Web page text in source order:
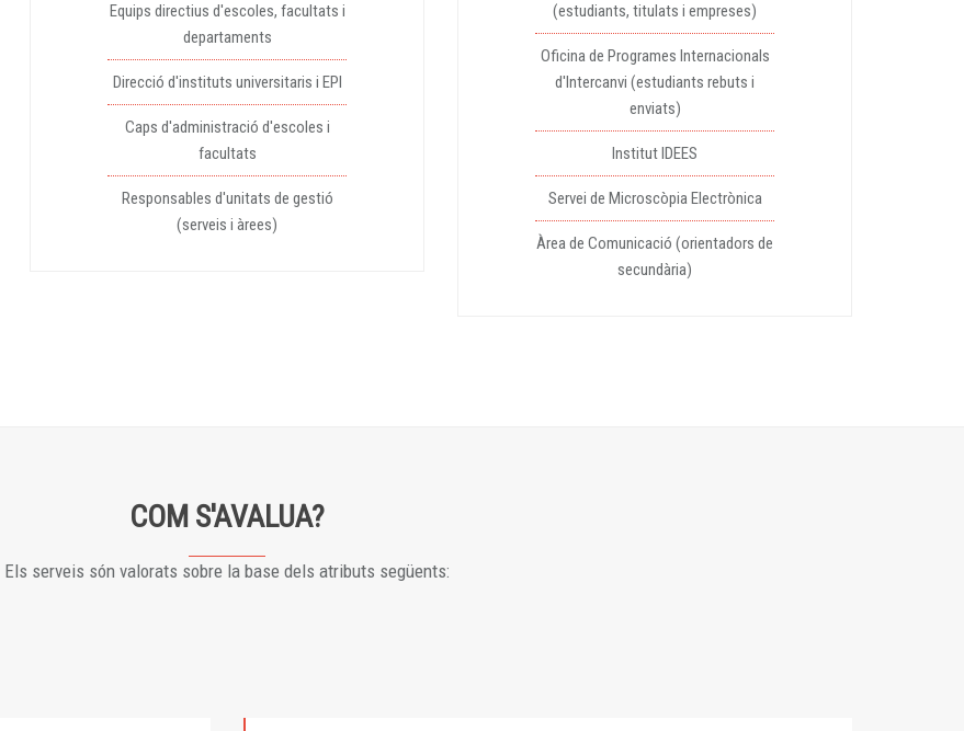
Equips directius d'escoles, facultats i
departaments
Direcció d'instituts universitaris i EPI
Caps d'administració d'escoles i
facultats
Responsables d'unitats de gestió
(serveis i àrees)
(estudiants, titulats i empreses)
Oficina de Programes Internacionals
d'Intercanvi (estudiants rebuts i
enviats)
Institut IDEES
Servei de Microscòpia Electrònica
Àrea de Comunicació (orientadors de
secundària)
COM S'AVALUA?
Els serveis són valorats sobre la base dels atributs següents: